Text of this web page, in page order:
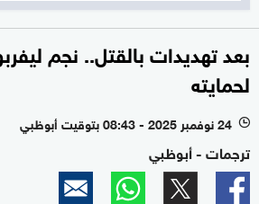
بعد تهديدات بالقتل.. نجم
لحمايته
l 24 نوفمبر 2025 - 08:43 بتوقيت أبوظبي
ترجمات - أبوظبي